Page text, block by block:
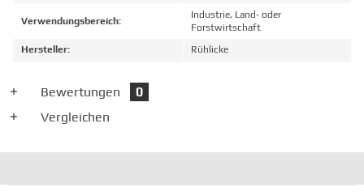
Verwendungsbereich:
Industrie, Land- oder
Forstwirtschaft
Hersteller:
Rühlicke
Bewertungen
0
Vergleichen